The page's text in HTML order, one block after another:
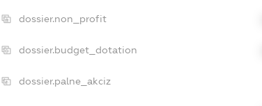
dossier.non_profit
dossier.budget_dotation
dossier.palne_akciz